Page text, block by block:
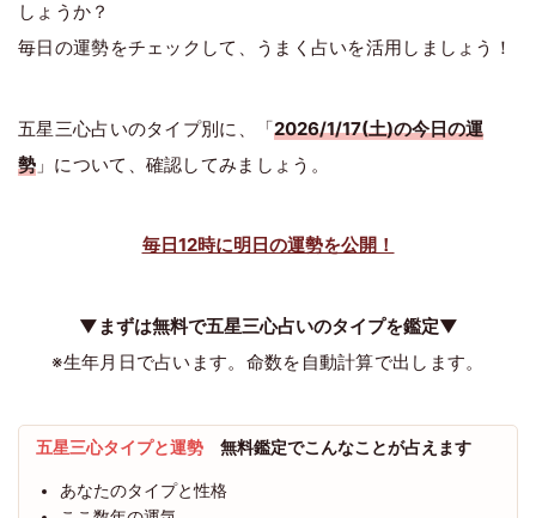
しょうか？
毎日の運勢をチェックして、うまく占いを活用しましょう！
五星三心占いのタイプ別に、「2026/1/17(土)の今日の運
勢 」について、確認してみましょう。
毎日12時に明日の運勢を公開！
▼まずは無料で五星三心占いのタイプを鑑定▼
※生年月日で占います。命数を自動計算で出します。
五星三心タイプと運勢無料鑑定でこんなことが占えます
あなたのタイプと性格